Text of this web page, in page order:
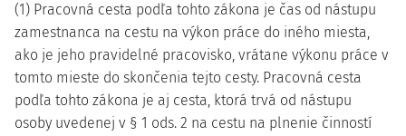
(1) Pracovná cesta podľa tohto zákona je čas od nástupu
zamestnanca na cestu na výkon práce do iného miesta,
ako je jeho pravidelné pracovisko, vrátane výkonu práce v
tomto mieste do skončenia tejto cesty. Pracovná cesta
podľa tohto zákona je aj cesta, ktorá trvá od nástupu
osoby uvedenej v § 1 ods. 2 na cestu na plnenie činností